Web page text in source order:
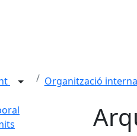
Organització interna